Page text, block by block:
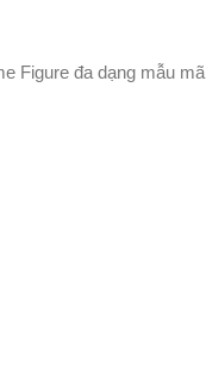
Figure đa dạng mẫu mã